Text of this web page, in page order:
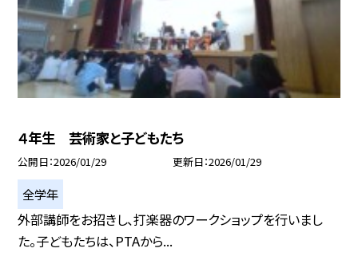
４年生 芸術家と子どもたち
公開日 2026/01/29 更新日 2026/01/29
全学年
外部講師をお招きし、打楽器のワークショップを行いまし
た。子どもたちは、PTAから...